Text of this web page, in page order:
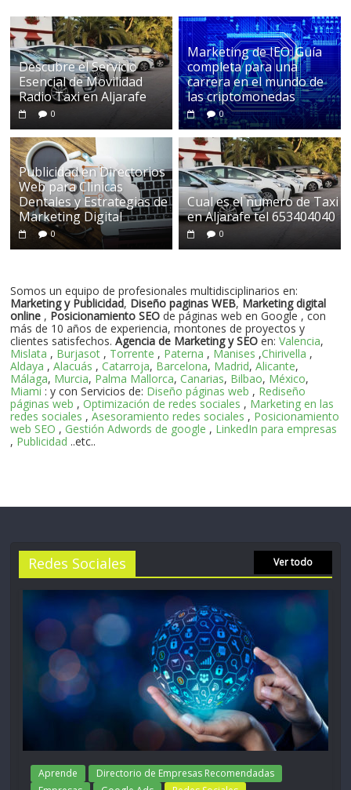
Descubre el Servicio
Esencial de Movilidad
Radio Taxi en Aljarafe
0
Marketing de IEO: Guía
completa para una
carrera en el mundo de
las criptomonedas
0
Publicidad en Directorios
Web para Clinicas
Dentales y Estrategias de
Marketing Digital
0
Cual es el numero de Taxi
en Aljarafe tel 653404040
0
Somos un equipo de profesionales multidisciplinarios en:
Marketing y Publicidad, Diseño paginas WEB, Marketing digital
online , Posicionamiento SEO de páginas web en Google , con
más de 10 años de experiencia, montones de proyectos y
clientes satisfechos.Agencia de Marketing y SEO en:Valencia,
Mislata , Burjasot , Torrente , Paterna , Manises ,Chirivella ,
Aldaya ,Alacuás ,Catarroja, Barcelona, Madrid,Alicante,
Málaga, Murcia, Palma Mallorca,Canarias, Bilbao, México,
Miami : y con Servicios de: Diseño páginas web , Rediseño
páginas web ,Optimización de redes sociales , Marketing en las
redes sociales ,Asesoramiento redes sociales , Posicionamiento
web SEO , Gestión Adwords de google , LinkedIn para empresas
, Publicidad ..etc..
Redes Sociales Ver todo
Aprende
Directorio de Empresas Recomendadas